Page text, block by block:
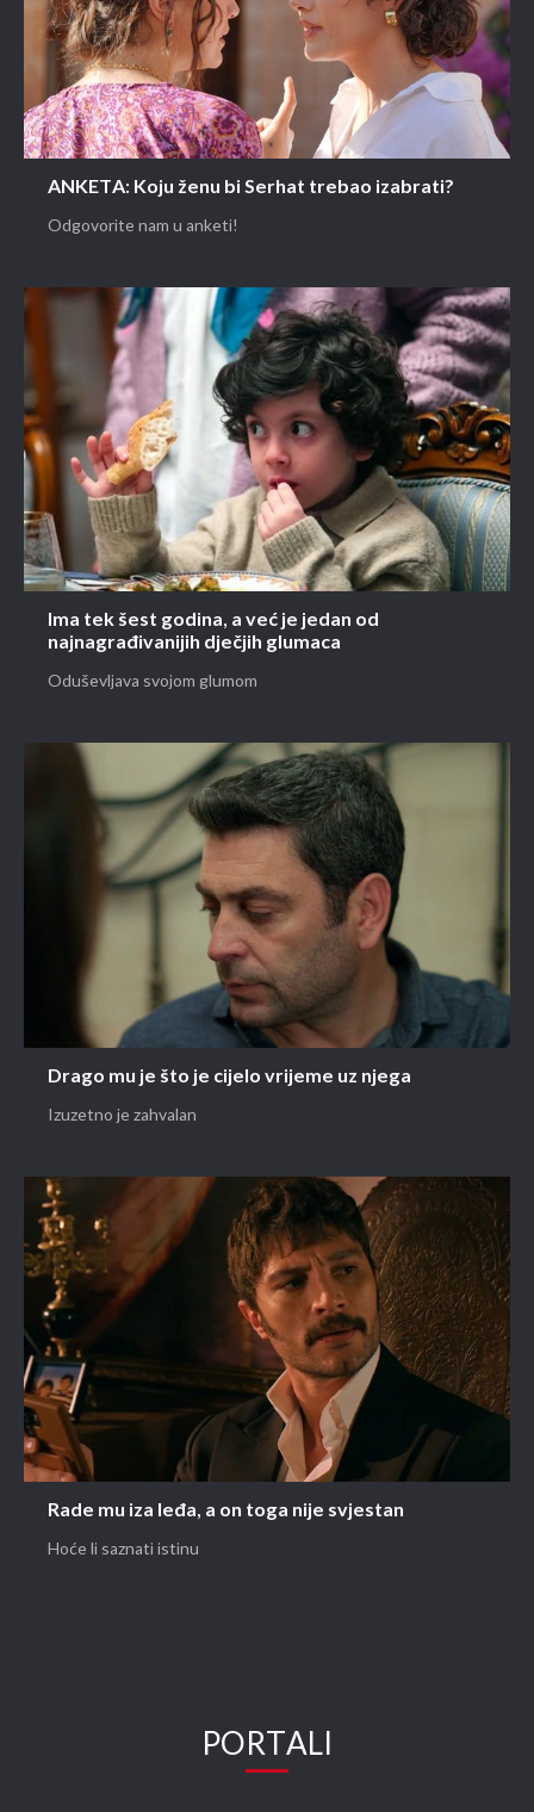
ANKETA: Koju ženu bi Serhat trebao izabrati?
Odgovorite nam u anketi!
Ima tek šest godina, a već je jedan od
najnagrađivanijih dječjih glumaca
Oduševljava svojom glumom
Drago mu je što je cijelo vrijeme uz njega
Izuzetno je zahvalan
Rade mu iza leđa, a on toga nije svjestan
Hoće li saznati istinu
PORTALI